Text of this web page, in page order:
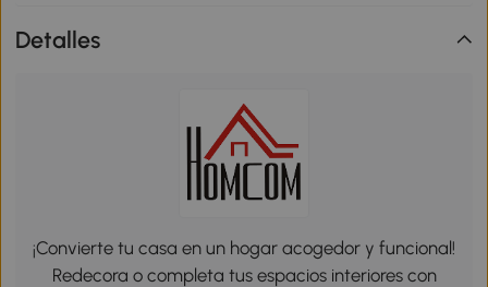
Detalles
¡Convierte tu casa en un hogar acogedor y funcional!
Redecora o completa tus espacios interiores con